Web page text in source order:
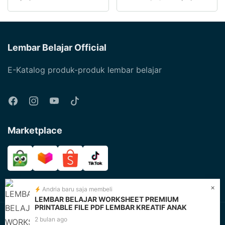
produk
dapat
ini
Lembar Belajar Official
E-Katalog produk-produk lembar belajar
Marketplace
@Lembar Belajar Official 2026 - All Rights Reserved
Andria baru saja membeli
LEMBAR BELAJAR WORKSHEET PREMIUM
PRINTABLE FILE PDF LEMBAR KREATIF ANAK
2 bulan ago
×